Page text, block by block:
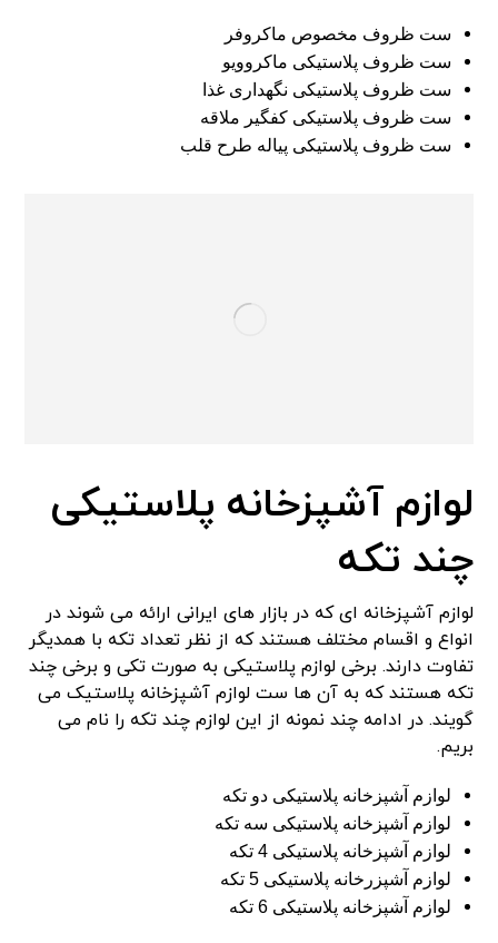
ست ظروف مخصوص ماکروفر
ست ظروف پلاستیکی ماکروویو
ست ظروف پلاستیکی نگهداری غذا
ست ظروف پلاستیکی کفگیر ملاقه
ست ظروف پلاستیکی پیاله طرح قلب
لوازم آشپزخانه پلاستیکی
چند تکه
لوازم آشپزخانه ای که در بازار های ایرانی ارائه می شوند در
انواع و اقسام مختلف هستند که از نظر تعداد تکه با همدیگر
تفاوت دارند. برخی لوازم پلاستیکی به صورت تکی و برخی چند
تکه هستند که به آن ها ست لوازم آشپزخانه پلاستیک می
گویند. در ادامه چند نمونه از این لوازم چند تکه را نام می
بریم.
لوازم آشپزخانه پلاستیکی دو تکه
لوازم آشپزخانه پلاستیکی سه تکه
لوازم آشپزخانه پلاستیکی4 تکه
لوازم آشپزرخانه پلاستیکی5 تکه
لوازم آشپزخانه پلاستیکی6 تکه